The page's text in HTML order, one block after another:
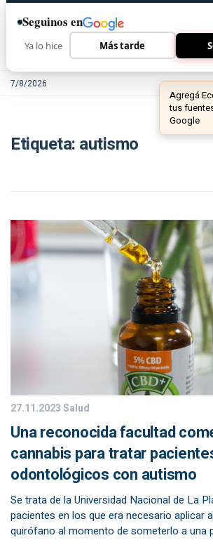
7/8/2026
Agregá
tus
Google
Etiqueta: autismo
27.11.2023Salud
Una reconocida facultad
cannabis para tratar
odontológicos con autismo
Se trata de la Universidad Nacional de La
pacientes en los que era necesario aplicar
quirófano al momento de someterlo a una
Seguinos en
Ya lo hice Más tarde